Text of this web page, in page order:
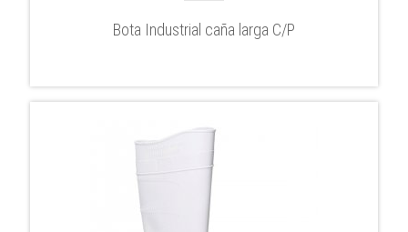
Bota Industrial caña larga C/P